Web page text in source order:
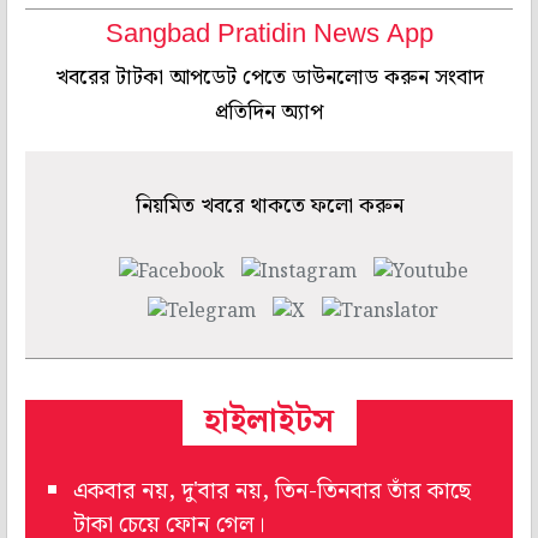
Sangbad Pratidin News App
খবরের টাটকা আপডেট পেতে ডাউনলোড করুন সংবাদ
প্রতিদিন অ্যাপ
নিয়মিত খবরে থাকতে ফলো করুন
হাইলাইটস
একবার নয়, দু'বার নয়, তিন-তিনবার তাঁর কাছে
টাকা চেয়ে ফোন গেল।